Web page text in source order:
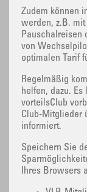
Zudem können
werden, z.B.
Pauschalreisen
von
optimalen Tarif
Regelmäßig
helfen, dazu.
vorteilsClub
Club-Mitglieder
informiert.
Speichern Sie
Ihres Browsers